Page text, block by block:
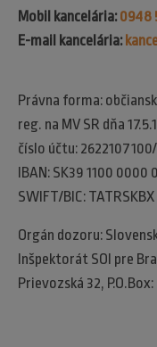
Mobil kancelária:0948
E-mail kancelária:
Právna forma:
reg. na MV SR dňa
číslo účtu:
IBAN: SK39 1100 0000
SWIFT/BIC: TATRSKBX
Orgán dozoru:
Inšpektorát SOI pre
Prievozská 32,